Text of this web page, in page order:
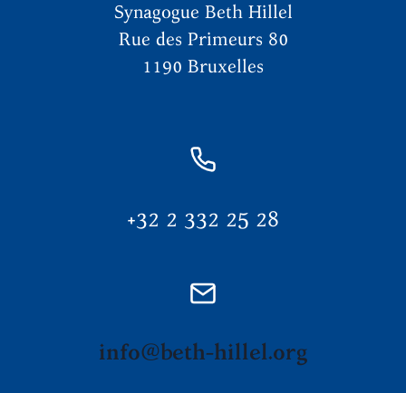
Synagogue Beth Hillel
Rue des Primeurs 80
1190 Bruxelles
+32 2 332 25 28
info@beth-hillel.org